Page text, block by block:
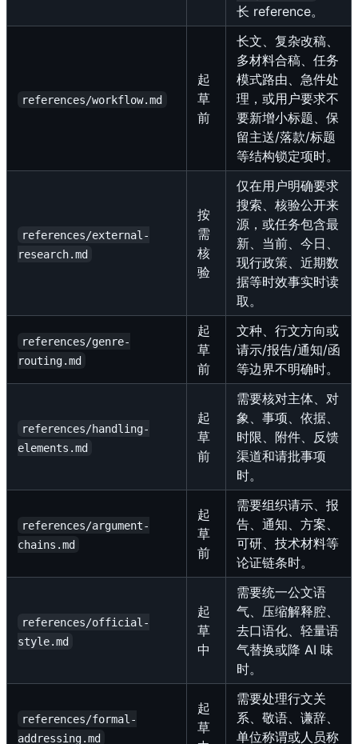
长 reference。
references/workflow.md
起
草
前
长文、复杂改稿、
多材料合稿、任务
模式路由、急件处
理，或用户要求不
要新增小标题、保
留主送/落款/标题
等结构锁定项时。
references/external-
research.md
按
需
核
验
仅在用户明确要求
搜索、核验公开来
源，或任务包含最
新、当前、今日、
现行政策、近期数
据等时效事实时读
取。
references/genre-
routing.md
起
草
前
文种、行文方向或
请示/报告/通知/函
等边界不明确时。
references/handling-
elements.md
起
草
前
需要核对主体、对
象、事项、依据、
时限、附件、反馈
渠道和请批事项
时。
references/argument-
chains.md
起
草
前
需要组织请示、报
告、通知、方案、
可研、技术材料等
论证链条时。
references/official-
style.md
起
草
中
需要统一公文语
气、压缩解释腔、
去口语化、轻量语
气替换或降 AI 味
时。
references/formal-
addressing.md
起
草
需要处理行文关
系、敬语、谦辞、
单位称谓或人员称